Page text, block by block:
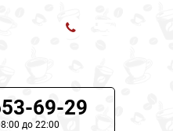
69-29
до 22:00